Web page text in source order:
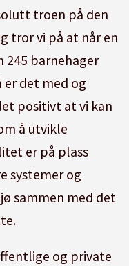
troen på den
tror vi på at når en
245 barnehager
det med og
positivt at vi kan
å utvikle
er på plass
systemer og
sammen med det
og private